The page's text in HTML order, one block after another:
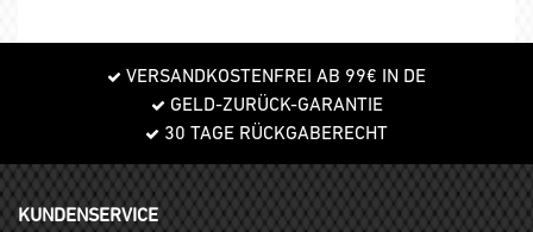
VERSANDKOSTENFREI AB 99€ IN DE
GELD-ZURÜCK-GARANTIE
30 TAGE RÜCKGABERECHT
KUNDENSERVICE